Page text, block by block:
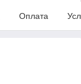
Оплата